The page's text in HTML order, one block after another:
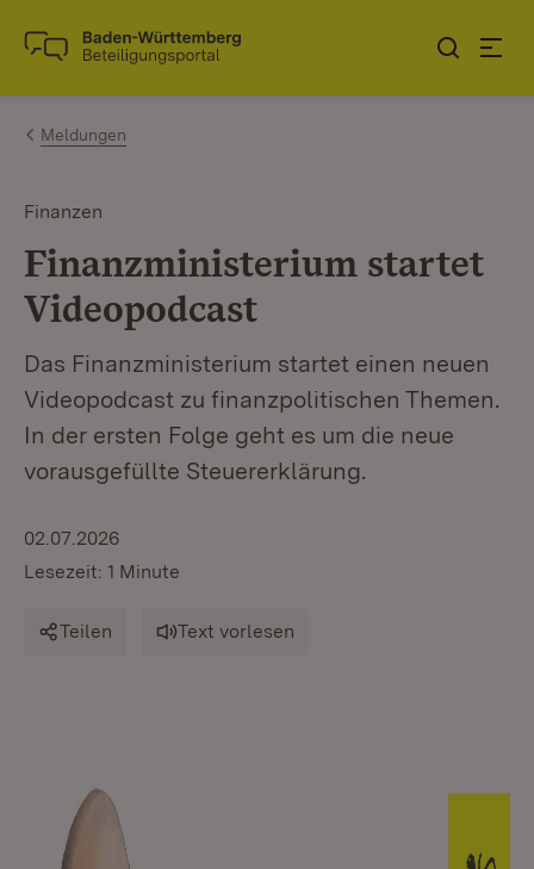
Zum Inhalt springen
Link zur Startseite
Meldungen
Finanzen
Finanzministerium startet
Videopodcast
Das Finanzministerium startet einen neuen
Videopodcast zu finanzpolitischen Themen.
In der ersten Folge geht es um die neue
vorausgefüllte Steuererklärung.
02.07.2026
Lesezeit: 1 Minute
Teilen Text vorlesen